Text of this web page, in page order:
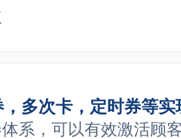
多次卡，定时券等实
系，可以有效激活顾